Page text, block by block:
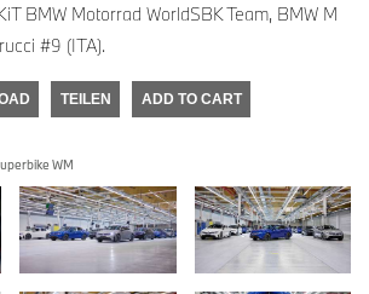
BMW Motorrad WorldSBK Team, BMW M
#9 (ITA).
TEILEN ADD TO CART
WM